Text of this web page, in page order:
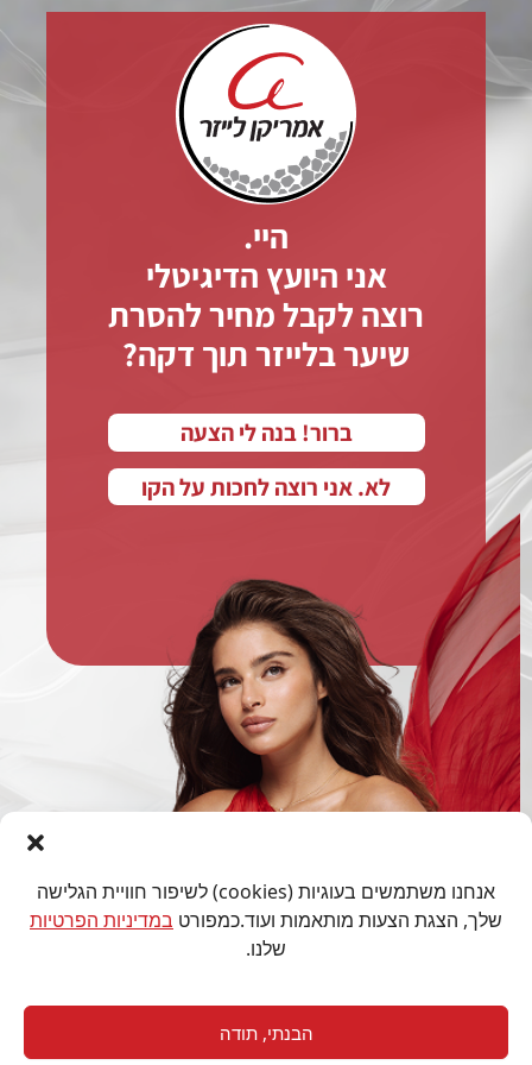
american
laser
אנחנו משתמשים בעוגיות (cookies) לשיפור חוויית הגלישה
שלך, הצגת הצעות מותאמות ועוד.כמפורט במדיניות הפרטיות
שלנו.
הבנתי, תודה
היי.
אני היועץ הדיגיטלי
רוצה לקבל מחיר להסרת
שיער בלייזר תוך דקה?
ברור! בנה לי הצעה
לא. אני רוצה לחכות על הקו